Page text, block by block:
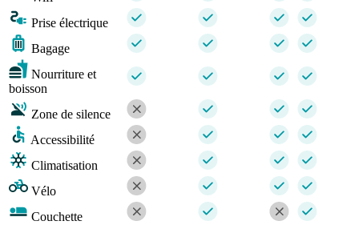
Prise électrique
Bagage
Nourriture et
boisson
Zone de silence
Accessibilité
Climatisation
Vélo
Couchette